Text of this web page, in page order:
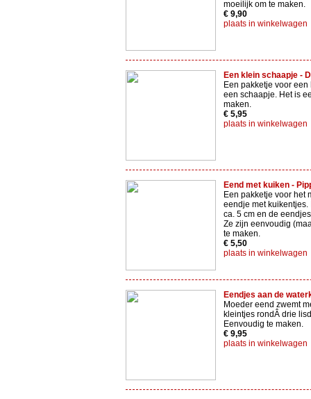
moeilijk om te maken.
€ 9,90
plaats in winkelwagen
Een klein schaapje -
Een pakketje voor
een schaapje. Het is
maken.
€ 5,95
plaats in winkelwagen
Eend met kuiken -
Een pakketje voor het
eendje met kuikentjes.
ca. 5 cm en de
Ze zijn eenvoudig
te maken.
€ 5,50
plaats in winkelwagen
Eendjes aan de
Moeder eend zwemt
kleintjes rondÂ drie
Eenvoudig te maken.
€ 9,95
plaats in winkelwagen